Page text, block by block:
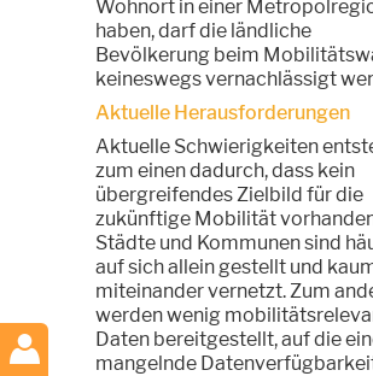
Wohnort in einer
haben, darf die ländliche
Bevölkerung beim
keineswegs vernachlässigt
Aktuelle Herausforderungen
Aktuelle Schwierigkeiten
zum einen dadurch, dass kein
übergreifendes Zielbild für die
zukünftige Mobilität
Städte und Kommunen sind
auf sich allein gestellt und
miteinander vernetzt. Zum
werden wenig
Daten bereitgestellt, auf die
mangelnde